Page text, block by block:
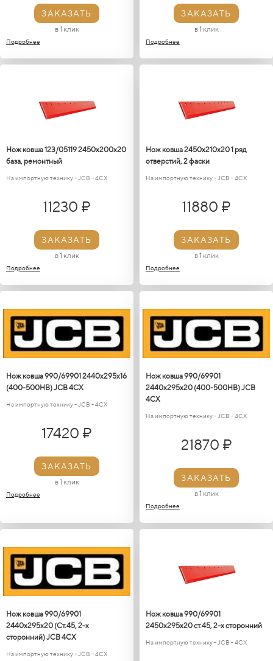
ЗАКАЗАТЬ
в 1 клик
Подробнее
ЗАКАЗАТЬ
в 1 клик
Подробнее
Нож ковша 123/05119 2450х200х20
база, ремонтный
На импортную технику - JCB - 4CX
11230 ₽
ЗАКАЗАТЬ
в 1 клик
Подробнее
Нож ковша 2450х210х20 1 ряд
отверстий, 2 фаски
На импортную технику - JCB - 4CX
11880 ₽
ЗАКАЗАТЬ
в 1 клик
Подробнее
Нож ковша 990/69901 2440х295х16
(400-500НВ) JCB 4CX
На импортную технику - JCB - 4CX
17420 ₽
ЗАКАЗАТЬ
в 1 клик
Подробнее
Нож ковша 990/69901
2440х295х20 (400-500HB) JCB
4CX
На импортную технику - JCB - 4CX
21870 ₽
ЗАКАЗАТЬ
в 1 клик
Подробнее
Нож ковша 990/69901
2440х295х20 (Ст.45, 2-х
сторонний) JCB 4CX
На импортную технику - JCB - 4CX
Нож ковша 990/69901
2450х295х20 ст.45, 2-х сторонний
На импортную технику - JCB - 4CX